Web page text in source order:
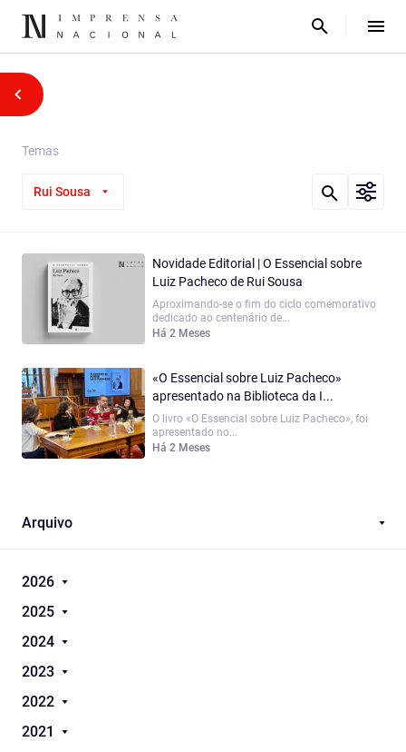
Temas
Rui Sousa
Novidade Editorial | O Essencial sobre
Luiz Pacheco de Rui Sousa
Aproximando-se o fim do ciclo comemorativo
dedicado ao centenário de...
Há 2 Meses
«O Essencial sobre Luiz Pacheco»
apresentado na Biblioteca da I...
O livro «O Essencial sobre Luiz Pacheco», foi
apresentado no...
Há 2 Meses
Arquivo
2026
2025
2024
2023
2022
2021